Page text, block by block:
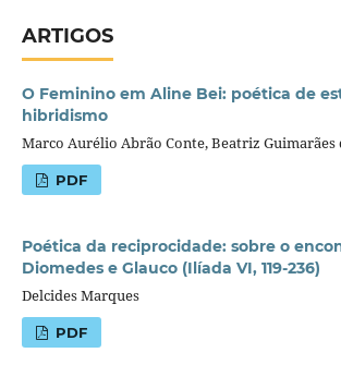
ARTIGOS
O Feminino em Aline Bei: poética de
hibridismo
Marco Aurélio Abrão Conte, Beatriz
PDF
Poética da reciprocidade: sobre o
Diomedes e Glauco (Ilíada VI, 119-236)
Delcides Marques
PDF